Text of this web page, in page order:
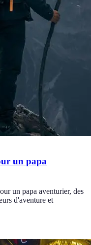
un papa
un papa aventurier, des
d'aventure et